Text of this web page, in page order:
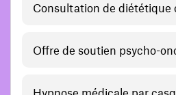
Consultation de diététique
Offre de soutien psycho-
Hypnose médicale par